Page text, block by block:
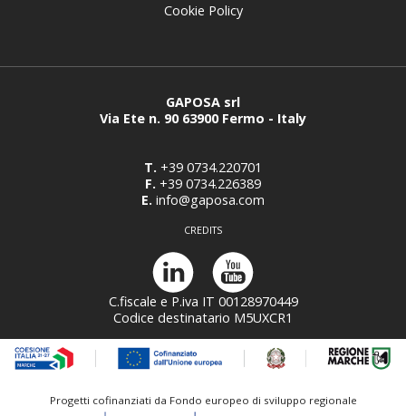
Cookie Policy
GAPOSA srl
Via Ete n. 90 63900 Fermo - Italy
T. +39 0734.220701
F. +39 0734.226389
E. info@gaposa.com
CREDITS
C.fiscale e P.iva IT 00128970449
Codice destinatario M5UXCR1
Progetti cofinanziati da Fondo europeo di sviluppo regionale